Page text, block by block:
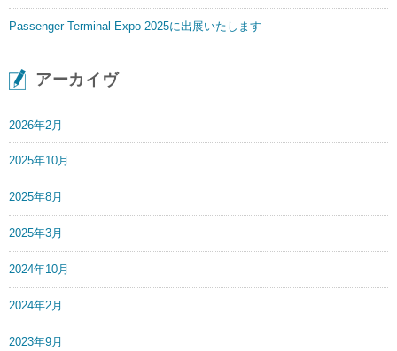
Passenger Terminal Expo 2025に出展いたします
アーカイヴ
2026年2月
2025年10月
2025年8月
2025年3月
2024年10月
2024年2月
2023年9月